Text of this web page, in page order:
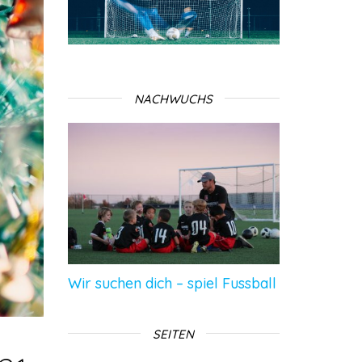
NACHWUCHS
Wir suchen dich – spiel Fussball
SEITEN